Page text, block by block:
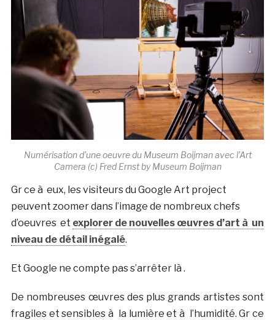
Numérisation d’une oeuvre du Museum Boijman avec l’Art
Camera (c) Fred Ernst by Museum Boijman
Gr ce à eux, les visiteurs du Google Art project
peuvent zoomer dans l’image de nombreux chefs
d’oeuvres et explorer de nouvelles œuvres d’art à un
niveau de détail inégalé.
Et Google ne compte pas s’arrêter là .
De nombreuses œuvres des plus grands artistes sont
fragiles et sensibles à la lumière et à l’humidité. Gr ce